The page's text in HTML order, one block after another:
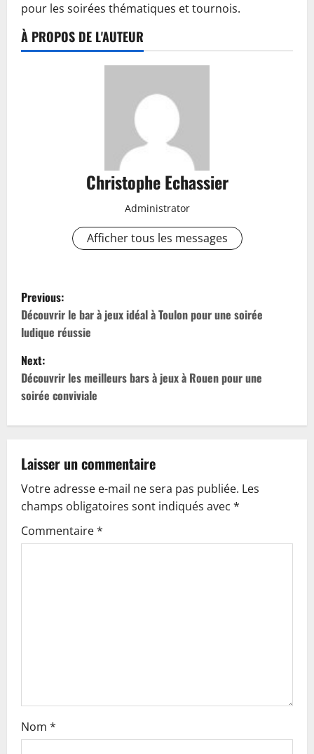
pour les soirées thématiques et tournois.
À PROPOS DE L'AUTEUR
Christophe Echassier
Administrator
Afficher tous les messages
P
o
s
t
n
v
i
g
Previous:
Découvrir le bar à jeux idéal à Toulon pour une soirée
ludique réussie
Next:
Découvrir les meilleurs bars à jeux à Rouen pour une
soirée conviviale
Laisser un commentaire
Votre adresse e-mail ne sera pas publiée. Les
champs obligatoires sont indiqués avec *
Commentaire*
Nom *